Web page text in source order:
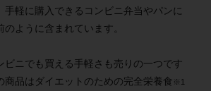
手軽に購入できるコンビニ弁当やパンに
ように含まれています。
ビニでも買える手軽さも売りの一つです
商品はダイエットのための完全栄養食 ※1